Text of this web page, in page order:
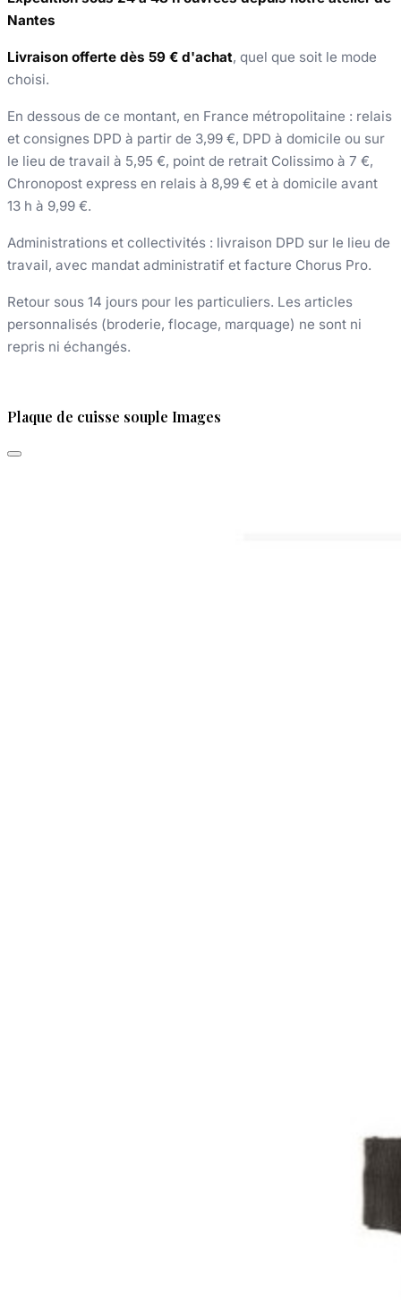
Nantes
Livraison offerte dès 59 € d'achat, quel que soit le mode
choisi.
En dessous de ce montant, en France métropolitaine : relais
et consignes DPD à partir de 3,99 €, DPD à domicile ou sur
le lieu de travail à 5,95 €, point de retrait Colissimo à 7 €,
Chronopost express en relais à 8,99 € et à domicile avant
13 h à 9,99 €.
Administrations et collectivités : livraison DPD sur le lieu de
travail, avec mandat administratif et facture Chorus Pro.
Retour sous 14 jours pour les particuliers. Les articles
personnalisés (broderie, flocage, marquage) ne sont ni
repris ni échangés.
Plaque de cuisse souple Images